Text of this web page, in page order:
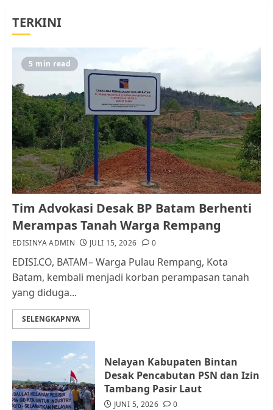
5
1
Pemko Batam Tegaskan RT dan
RW bukan Petugas Pendataan
dan Pemungutan Pajak
AGUSTUS 1, 2026 0
Kader Pajak jadi Penghubung
Pemerintah dan Masyarakat di
Lingkungan RT/RW
AGUSTUS 1, 2026
Warga Rempang Ajukan
Audiensi dengan Wali Kota
TERKINI
5 min read
Tim Advokasi Desak BP Batam Berhenti
Merampas Tanah Warga Rempang
EDISINYA ADMIN JULI 15, 2026 0
EDISI.CO, BATAM– Warga Pulau Rempang, Kota
Batam, kembali menjadi korban perampasan tanah
yang diduga...
SELENGKAPNYA
Nelayan Kabupaten Bintan
Desak Pencabutan PSN dan Izin
Tambang Pasir Laut
JUNI 5, 2026 0